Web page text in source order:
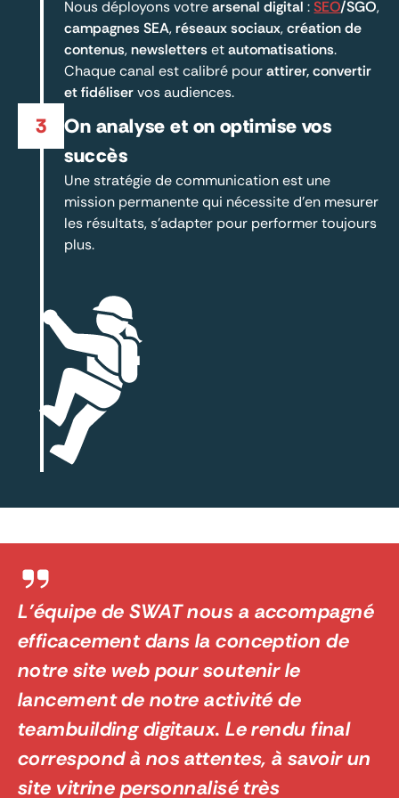
Nous déployons votrearsenal digital :SEO/SGO,
campagnes SEA,réseaux sociaux,création de
contenus,newslettersetautomatisations.
Chaque canal est calibré pourattirer, convertir
et fidéliservos audiences.
3
On analyse et on optimise vos
succès
Une stratégie de communication est une
mission permanente qui nécessite d’en mesurer
les résultats, s’adapter pour performer toujours
plus.
L’équipe de SWAT nous a accompagné
efficacement dans la conception de
notre site web pour soutenir le
lancement de notre activité de
teambuilding digitaux. Le rendu final
correspond à nos attentes, à savoir un
site vitrine personnalisé très